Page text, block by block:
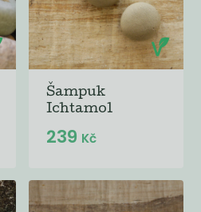
Šampuk
Ichtamol
239 Kč